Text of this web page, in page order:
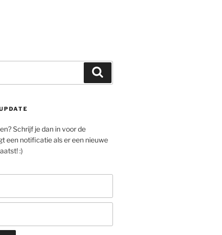
Schrijf je dan in voor de
een notificatie als er een nieuwe
:)